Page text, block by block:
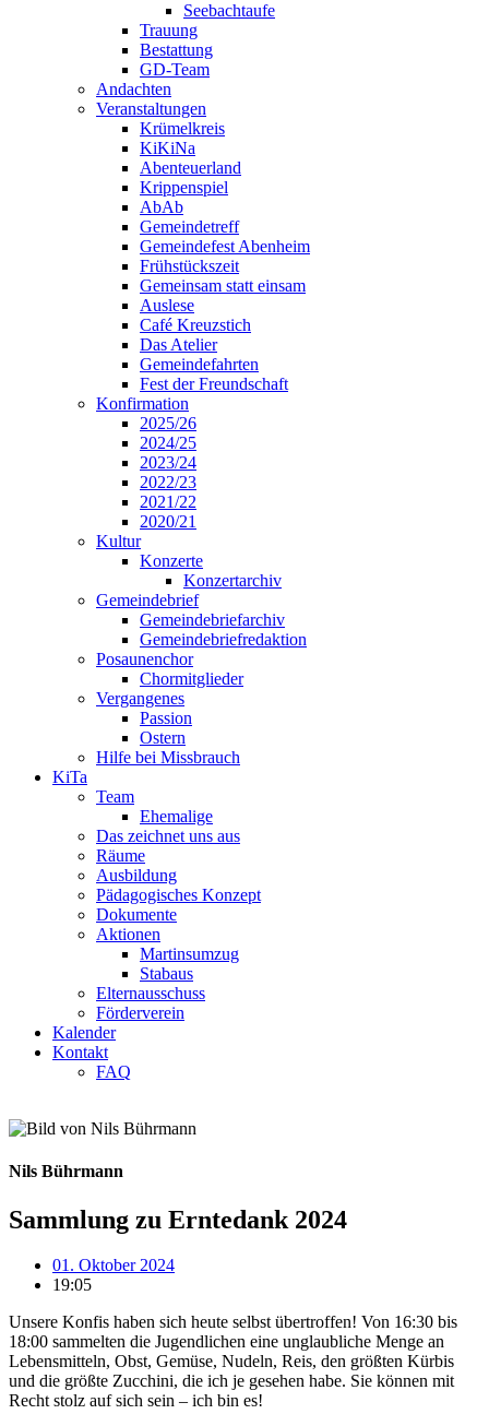
Seebachtaufe
Trauung
Bestattung
GD-Team
Andachten
Veranstaltungen
Krümelkreis
KiKiNa
Abenteuerland
Krippenspiel
AbAb
Gemeindetreff
Gemeindefest Abenheim
Frühstückszeit
Gemeinsam statt einsam
Auslese
Café Kreuzstich
Das Atelier
Gemeindefahrten
Fest der Freundschaft
Konfirmation
2025/26
2024/25
2023/24
2022/23
2021/22
2020/21
Kultur
Konzerte
Konzertarchiv
Gemeindebrief
Gemeindebriefarchiv
Gemeindebriefredaktion
Posaunenchor
Chormitglieder
Vergangenes
Passion
Ostern
Hilfe bei Missbrauch
KiTa
Team
Ehemalige
Das zeichnet uns aus
Räume
Ausbildung
Pädagogisches Konzept
Dokumente
Aktionen
Martinsumzug
Stabaus
Elternausschuss
Förderverein
Kalender
Kontakt
FAQ
Nils Bührmann
Sammlung zu Erntedank 2024
01. Oktober 2024
19:05
Unsere Konfis haben sich heute selbst übertroffen! Von 16:30 bis
18:00 sammelten die Jugendlichen eine unglaubliche Menge an
Lebensmitteln, Obst, Gemüse, Nudeln, Reis, den größten Kürbis
und die größte Zucchini, die ich je gesehen habe. Sie können mit
Recht stolz auf sich sein – ich bin es!